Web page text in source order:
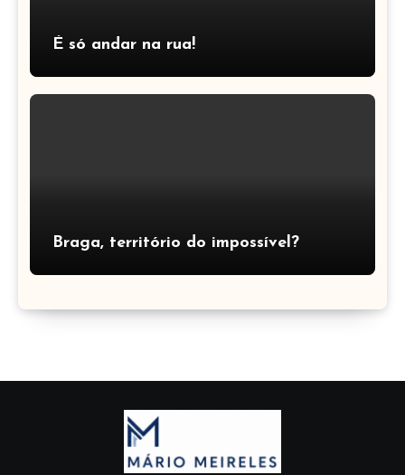
É só andar na rua!
Braga, território do impossível?